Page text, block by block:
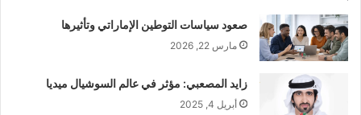
صعود سياسات التوطين الإماراتي وتأثيرها
مارس 22, 2026
زايد المصعبي: مؤثر في عالم السوشيال ميديا
أبريل 4, 2025